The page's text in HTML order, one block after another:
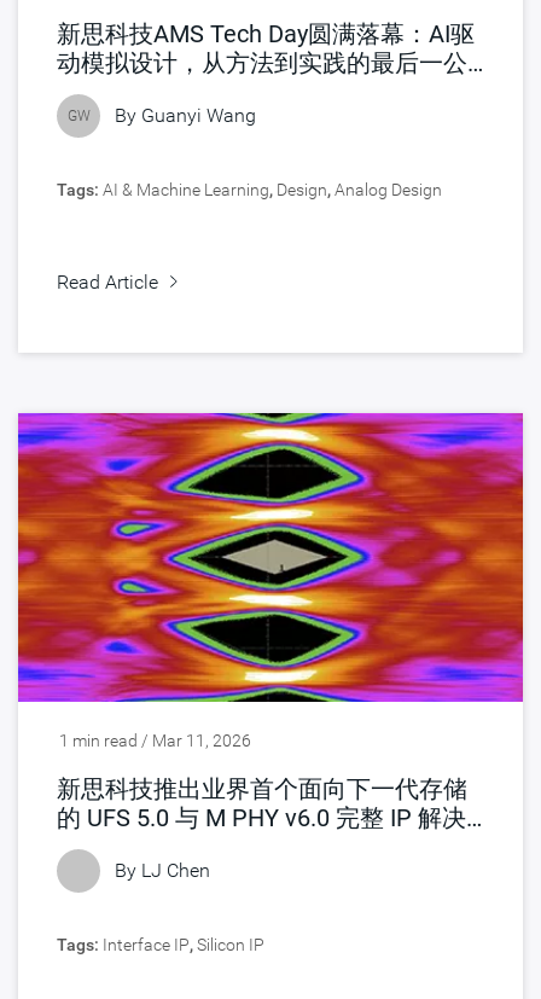
新思科技AMS Tech Day圆满落幕：AI驱
动模拟设计，从方法到实践的最后一公
里
GW By Guanyi Wang
Tags: AI & Machine Learning, Design,Analog Design
Read Article
1 min read / Mar 11, 2026
新思科技推出业界首个面向下一代存储
的 UFS 5.0 与 M PHY v6.0 完整 IP 解决
方案
By LJ Chen
Tags: Interface IP,Silicon IP